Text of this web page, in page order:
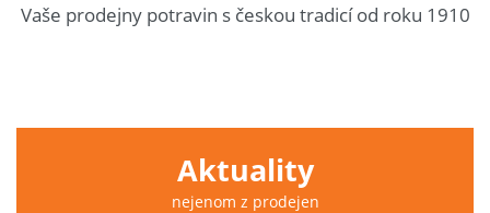
Vaše prodejny potravin s českou tradicí od roku 1910
Aktuality
nejenom z prodejen